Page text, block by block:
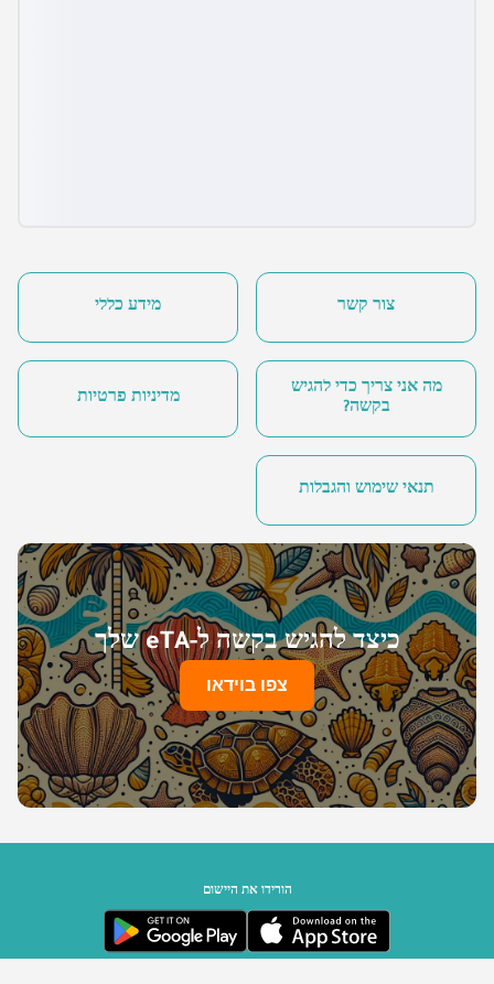
צור קשר מידע כללי
מה אני צריך כדי להגיש
בקשה?
מדיניות פרטיות
תנאי שימוש והגבלות
כיצד להגיש בקשה ל-eTA שלך
צפו בוידאו
הורידו את היישום